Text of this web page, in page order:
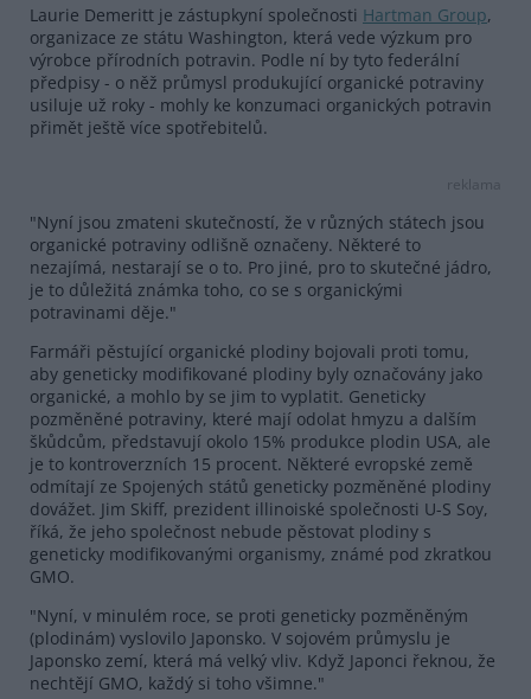
Laurie Demeritt je zástupkyní společnosti Hartman Group,
organizace ze státu Washington, která vede výzkum pro
výrobce přírodních potravin. Podle ní by tyto federální
předpisy - o něž průmysl produkující organické potraviny
usiluje už roky - mohly ke konzumaci organických potravin
přimět ještě více spotřebitelů.
reklama
"Nyní jsou zmateni skutečností, že v různých státech jsou
organické potraviny odlišně označeny. Některé to
nezajímá, nestarají se o to. Pro jiné, pro to skutečné jádro,
je to důležitá známka toho, co se s organickými
potravinami děje."
Farmáři pěstující organické plodiny bojovali proti tomu,
aby geneticky modifikované plodiny byly označovány jako
organické, a mohlo by se jim to vyplatit. Geneticky
pozměněné potraviny, které mají odolat hmyzu a dalším
škůdcům, představují okolo 15% produkce plodin USA, ale
je to kontroverzních 15 procent. Některé evropské země
odmítají ze Spojených států geneticky pozměněné plodiny
dovážet. Jim Skiff, prezident illinoiské společnosti U-S Soy,
říká, že jeho společnost nebude pěstovat plodiny s
geneticky modifikovanými organismy, známé pod zkratkou
GMO.
"Nyní, v minulém roce, se proti geneticky pozměněným
(plodinám) vyslovilo Japonsko. V sojovém průmyslu je
Japonsko zemí, která má velký vliv. Když Japonci řeknou, že
nechtějí GMO, každý si toho všimne."